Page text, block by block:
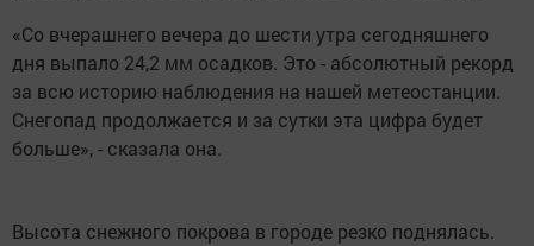
«Со вчерашнего вечера до шести утра сегодняшнего
дня выпало 24,2 мм осадков. Это - абсолютный рекорд
за всю историю наблюдения на нашей метеостанции.
Снегопад продолжается и за сутки эта цифра будет
больше», - сказала она.
Высота снежного покрова в городе резко поднялась.